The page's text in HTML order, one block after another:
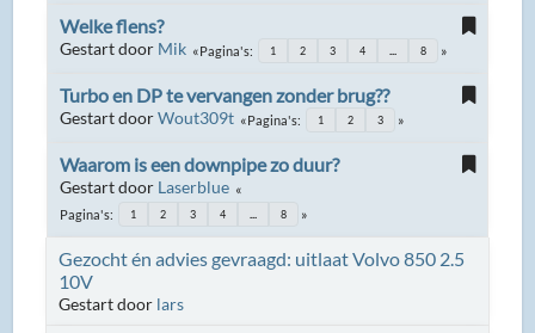
Welke flens?
Gestart door Mik Pagina's 1 2 3 4 8
Turbo en DP te vervangen zonder brug??
Gestart doorWout309t Pagina's 1 2 3
Waarom is een downpipe zo duur?
Gestart door Laserblue
Pagina's 1 2 3 4 8
Gezocht én advies gevraagd: uitlaat Volvo 850 2.5
10V
Gestart door lars